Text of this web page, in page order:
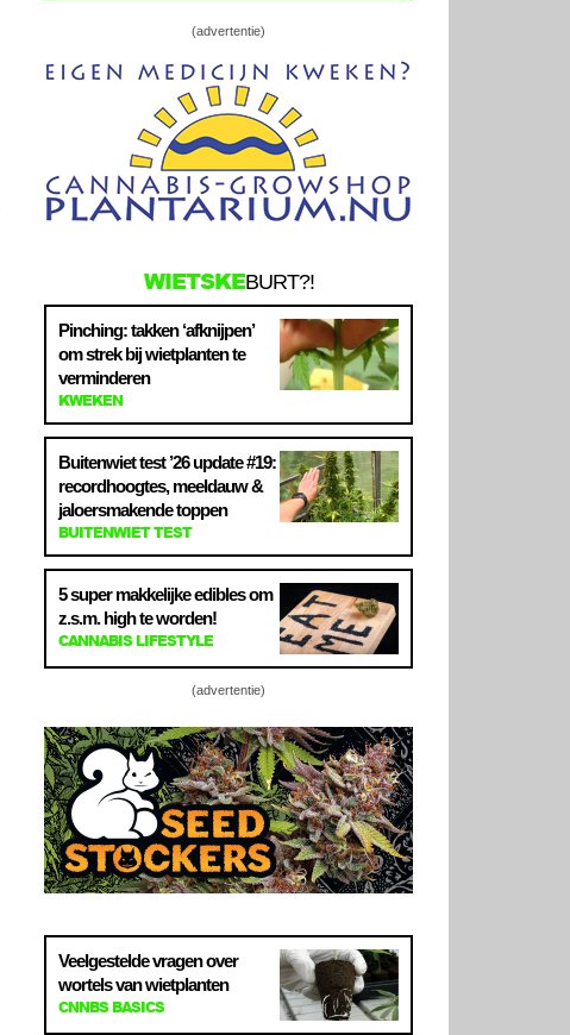
(advertentie)
WIETSKEBURT?!
Pinching: takken ‘afknijpen’
om strek bij wietplanten te
verminderen
KWEKEN
Buitenwiet test ’26 update #19:
recordhoogtes, meeldauw &
jaloersmakende toppen
BUITENWIET TEST
5 super makkelijke edibles om
z.s.m. high te worden!
CANNABIS LIFESTYLE
(advertentie)
Veelgestelde vragen over
wortels van wietplanten
CNNBS BASICS